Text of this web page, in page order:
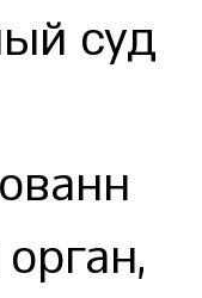
суд